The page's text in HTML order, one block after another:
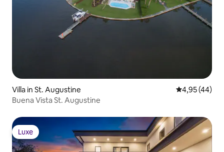
Villa in St. Augustine
4,95 (44)
Buena Vista St. Augustine
Luxe
Luxe